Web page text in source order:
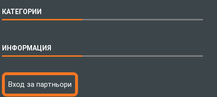
КАТЕГОРИИ
Бебешки спални комплекти
Тениски с пълноцветен печат
Хавлиени кърпи
ИНФОРМАЦИЯ
Технология на печатане
Файлове за печат
Вход за партньори